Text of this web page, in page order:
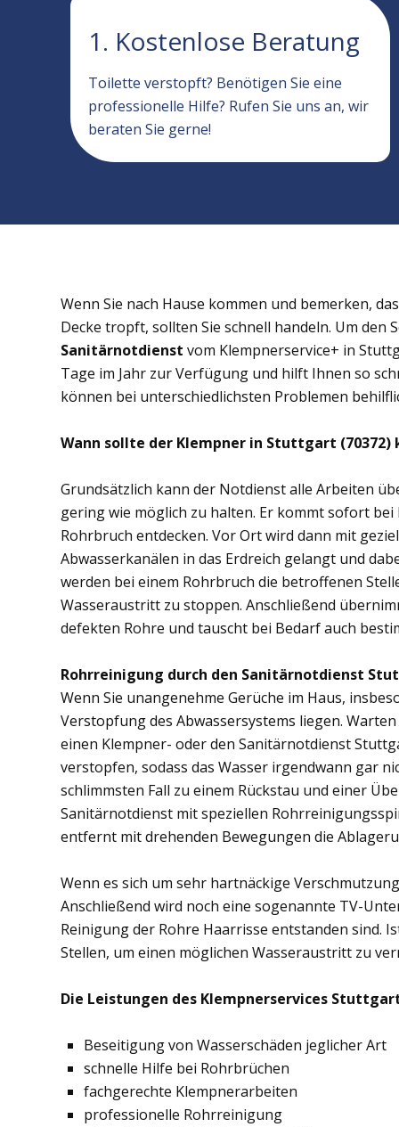
1. Kostenlose Beratung
Toilette verstopft? Benötigen Sie eine
professionelle Hilfe? Rufen Sie uns an, wir
beraten Sie gerne!
Wenn Sie nach Hause kommen und bemerken,
Decke tropft, sollten Sie schnell handeln. Um den
Sanitärnotdienst vom Klempnerservice+ in
Tage im Jahr zur Verfügung und hilft Ihnen so
können bei unterschiedlichsten Problemen
Wann sollte der Klempner in Stuttgart
Grundsätzlich kann der Notdienst alle Arbeiten
gering wie möglich zu halten. Er kommt sofort
Rohrbruch entdecken. Vor Ort wird dann mit
Abwasserkanälen in das Erdreich gelangt und
werden bei einem Rohrbruch die betroffenen
Wasseraustritt zu stoppen. Anschließend
defekten Rohre und tauscht bei Bedarf auch
Rohrreinigung durch den Sanitärnotdienst
Wenn Sie unangenehme Gerüche im Haus,
Verstopfung des Abwassersystems liegen.
einen Klempner- oder den Sanitärnotdienst
verstopfen, sodass das Wasser irgendwann gar
schlimmsten Fall zu einem Rückstau und einer
Sanitärnotdienst mit speziellen
entfernt mit drehenden Bewegungen die
Wenn es sich um sehr hartnäckige
Anschließend wird noch eine sogenannte TV-
Reinigung der Rohre Haarrisse entstanden sind.
Stellen, um einen möglichen Wasseraustritt zu
Die Leistungen des Klempnerservices
Beseitigung von Wasserschäden jeglicher Art
schnelle Hilfe bei Rohrbrüchen
fachgerechte Klempnerarbeiten
professionelle Rohrreinigung